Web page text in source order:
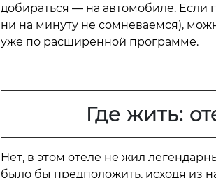
добираться — на автомобиле. Если
ни на минуту не сомневаемся),
уже по расширенной программе.
Где жить:
Нет, в этом отеле не жил
было бы предположить, исходя из